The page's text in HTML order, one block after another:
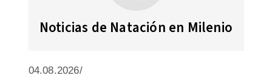
Noticias de Natación en Milenio
04.08.2026/